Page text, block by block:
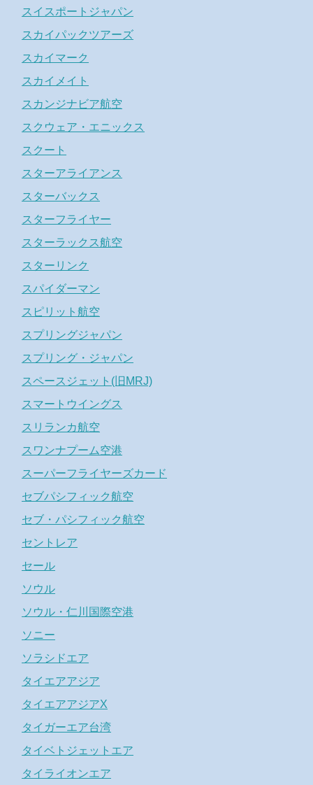
スイスポートジャパン
スカイパックツアーズ
スカイマーク
スカイメイト
スカンジナビア航空
スクウェア・エニックス
スクート
スターアライアンス
スターバックス
スターフライヤー
スターラックス航空
スターリンク
スパイダーマン
スピリット航空
スプリングジャパン
スプリング・ジャパン
スペースジェット(旧MRJ)
スマートウイングス
スリランカ航空
スワンナプーム空港
スーパーフライヤーズカード
セブパシフィック航空
セブ・パシフィック航空
セントレア
セール
ソウル
ソウル・仁川国際空港
ソニー
ソラシドエア
タイエアアジア
タイエアアジアX
タイガーエア台湾
タイベトジェットエア
タイライオンエア